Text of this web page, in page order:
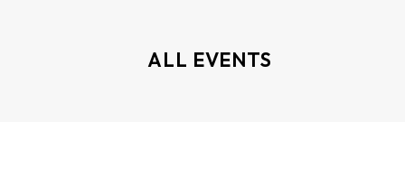
ALL EVENTS